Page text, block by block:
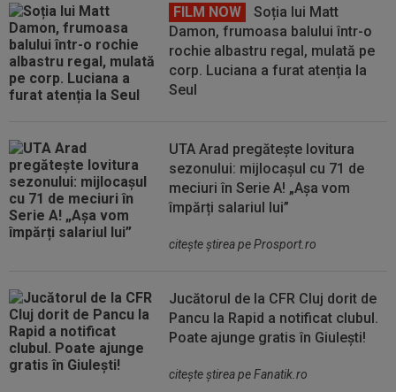
FILM NOW
Soția lui Matt
Damon, frumoasa balului într-o
rochie albastru regal, mulată pe
corp. Luciana a furat atenția la
Seul
UTA Arad pregătește lovitura
sezonului: mijlocașul cu 71 de
meciuri în Serie A! „Așa vom
împărți salariul lui”
citeşte ştirea pe Prosport.ro
Jucătorul de la CFR Cluj dorit de
Pancu la Rapid a notificat clubul.
Poate ajunge gratis în Giulești!
citeşte ştirea pe Fanatik.ro